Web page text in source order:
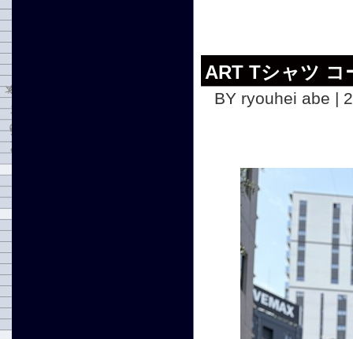
ART Tシャツ
BY ryouhei abe |